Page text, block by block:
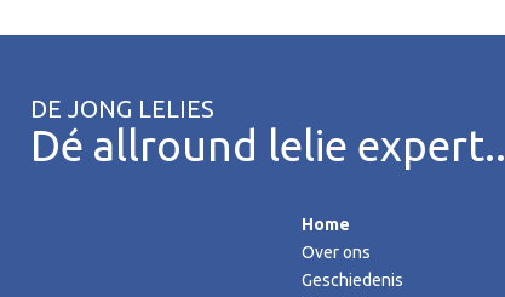
DE JONG LELIES
Dé allround lelie expert..
Home
Over ons
Geschiedenis